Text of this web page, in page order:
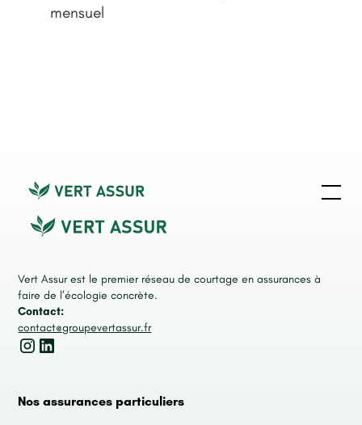
mensuel
Vert Assur est le premier réseau de courtage en assurances à
faire de l’écologie concrète.
Contact:
contact@groupevertassur.fr
Nos assurances particuliers